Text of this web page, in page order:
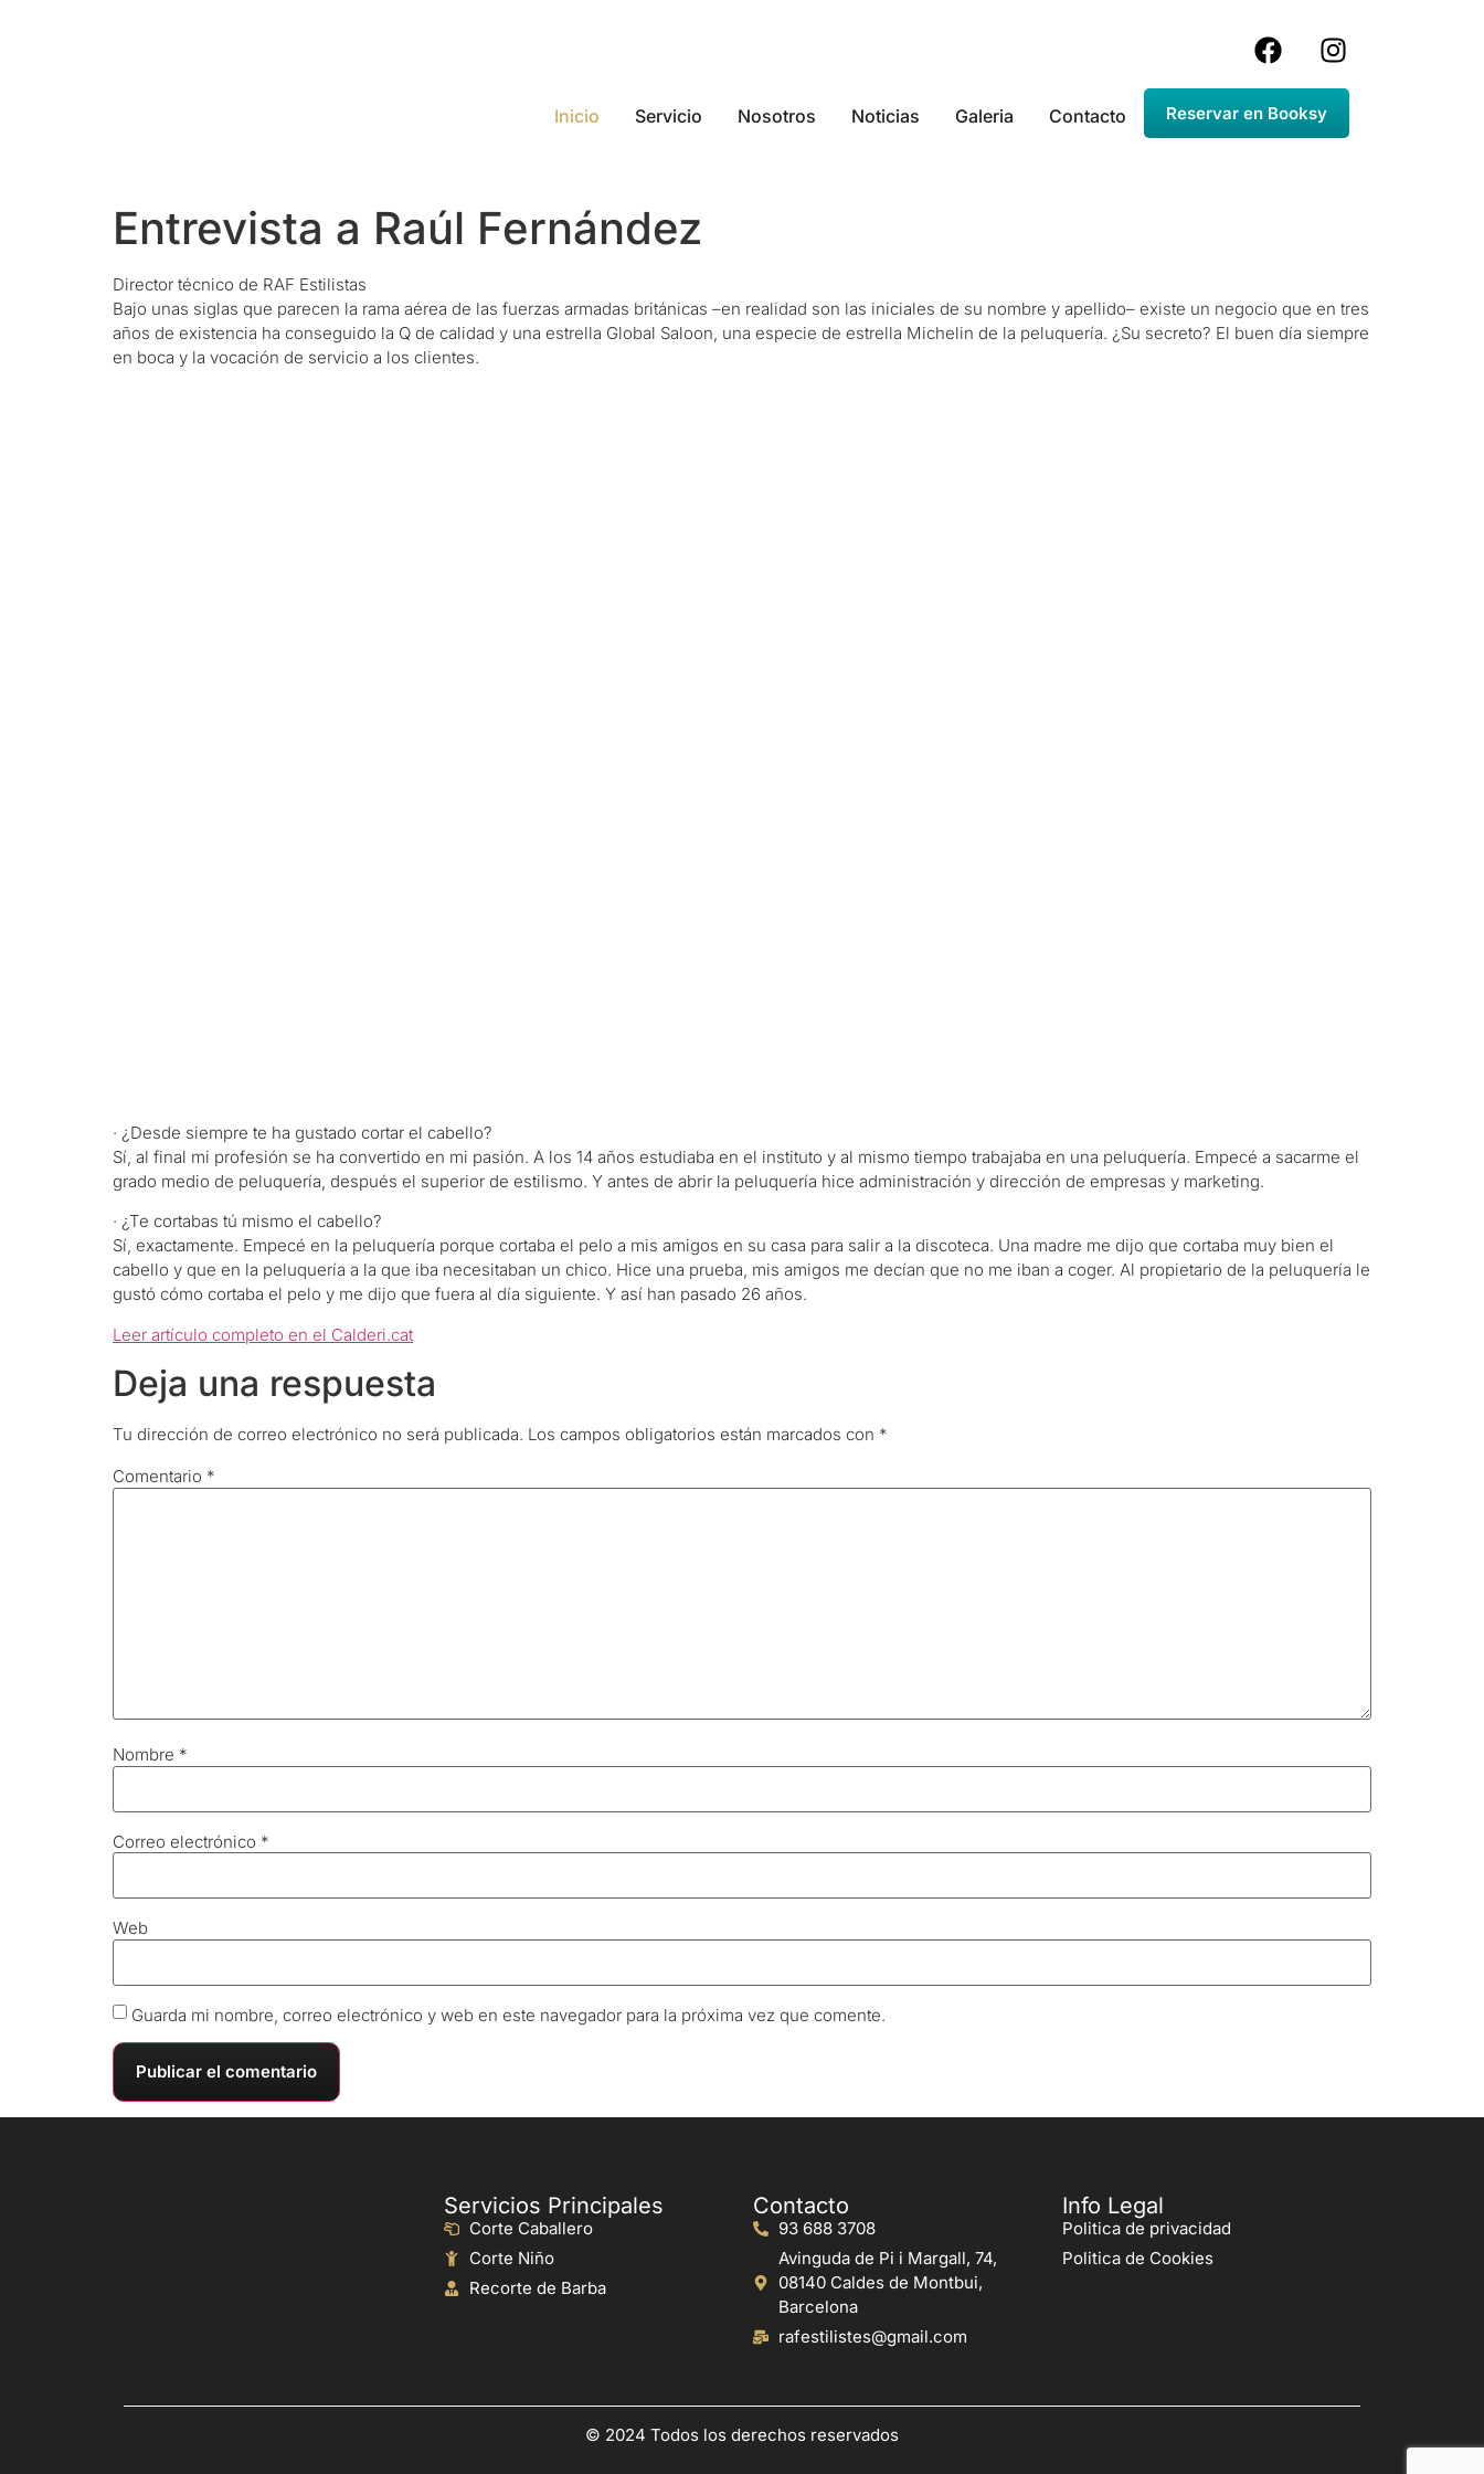
Inicio Servicio Nosotros Noticias Galeria Contacto Reservar en Booksy
Entrevista a Raúl Fernández
Director técnico de RAF Estilistas
Bajo unas siglas que parecen la rama aérea de las fuerzas armadas británicas –en realidad son las iniciales de su nombre y apellido– existe un negocio que en tres
años de existencia ha conseguido la Q de calidad y una estrella Global Saloon, una especie de estrella Michelin de la peluquería. ¿Su secreto? El buen día siempre
en boca y la vocación de servicio a los clientes.
· ¿Desde siempre te ha gustado cortar el cabello?
Sí, al final mi profesión se ha convertido en mi pasión. A los 14 años estudiaba en el instituto y al mismo tiempo trabajaba en una peluquería. Empecé a sacarme el
grado medio de peluquería, después el superior de estilismo. Y antes de abrir la peluquería hice administración y dirección de empresas y marketing.
· ¿Te cortabas tú mismo el cabello?
Sí, exactamente. Empecé en la peluquería porque cortaba el pelo a mis amigos en su casa para salir a la discoteca. Una madre me dijo que cortaba muy bien el
cabello y que en la peluquería a la que iba necesitaban un chico. Hice una prueba, mis amigos me decían que no me iban a coger. Al propietario de la peluquería le
gustó cómo cortaba el pelo y me dijo que fuera al día siguiente. Y así han pasado 26 años.
Leer artículo completo en el Calderi.cat
Deja una respuesta
Tu dirección de correo electrónico no será publicada. Los campos obligatorios están marcados con *
Comentario *
Nombre *
Correo electrónico *
Web
Guarda mi nombre, correo electrónico y web en este navegador para la próxima vez que comente.
Servicios Principales
Corte Caballero
Corte Niño
Recorte de Barba
Contacto
93 688 3708
Avinguda de Pi i Margall, 74,
08140 Caldes de Montbui,
Barcelona
rafestilistes@gmail.com
Info Legal
Politica de privacidad
Politica de Cookies
© 2024 Todos los derechos reservados